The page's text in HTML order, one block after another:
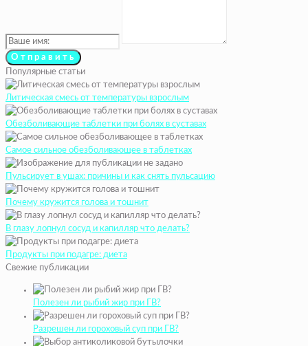
Популярные статьи
Литическая смесь от температуры взрослым
Обезболивающие таблетки при болях в суставах
Самое сильное обезболивающее в таблетках
Пульсирует в ушах: причины и как снять пульсацию
Почему кружится голова и тошнит
В глазу лопнул сосуд и капилляр что делать?
Продукты при подагре: диета
Свежие публикации
Полезен ли рыбий жир при ГВ?
Разрешен ли гороховый суп при ГВ?